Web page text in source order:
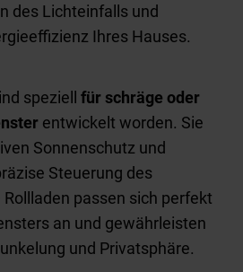
des Lichteinfalls und
Ihres Hauses.
speziell für schräge oder
entwickelt worden. Sie
Sonnenschutz und
Steuerung des
passen sich perfekt
an und gewährleisten
und Privatsphäre.